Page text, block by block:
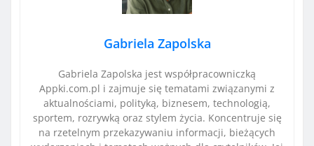
Gabriela Zapolska
Gabriela Zapolska jest współpracowniczką
Appki.com.pl i zajmuje się tematami związanymi z
aktualnościami, polityką, biznesem, technologią,
sportem, rozrywką oraz stylem życia. Koncentruje się
na rzetelnym przekazywaniu informacji, bieżących